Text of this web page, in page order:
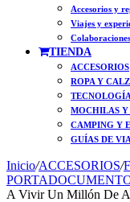
Accesorios y
Viajes y
TIENDA
ACCESORIOS
ROPA Y
TECNOLOGÍA
MOCHILAS Y
CAMPING Y
GUÍAS DE
Inicio/ACCESORIOS/
A Vivir Un Millón De